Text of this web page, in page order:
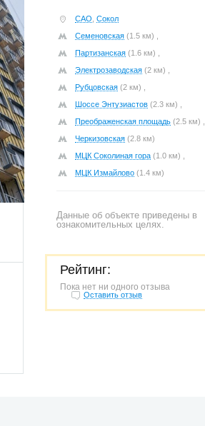
САО Сокол
Семеновская (1.5 км) ,
Партизанская (1.6 км) ,
Электрозаводская (2 км) ,
Рубцовская (2 км) ,
Шоссе Энтузиастов (2.3 км) ,
Преображенская площадь (2.5 км) ,
Черкизовская (2.8 км)
МЦК Соколиная гора (1.0 км) ,
МЦК Измайлово (1.4 км)
Данные об объекте приведены в
ознакомительных целях.
Рейтинг:
Пока нет ни одного отзыва
Оставить отзыв